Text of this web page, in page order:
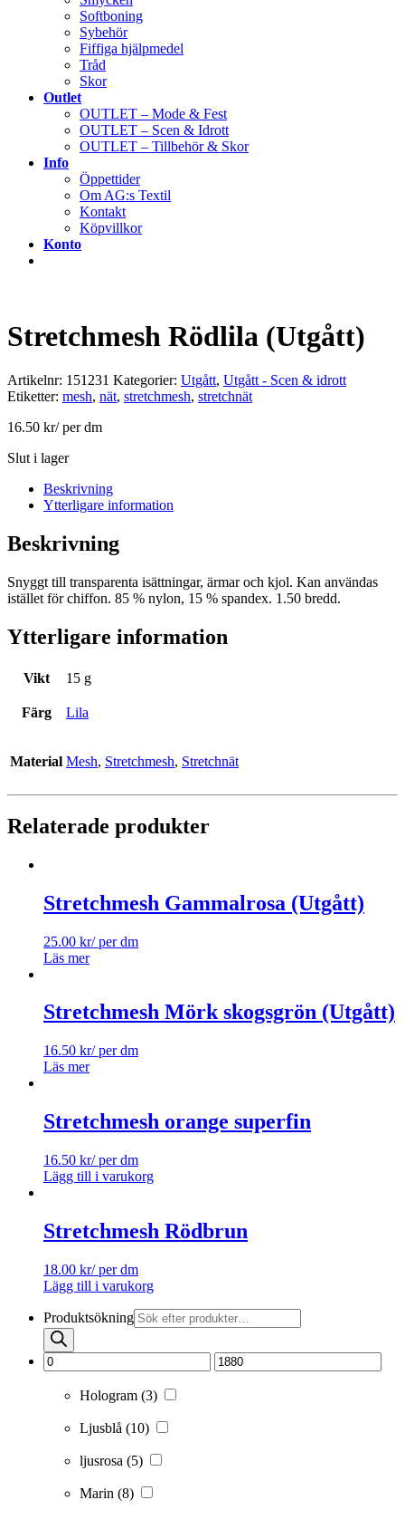
Softboning
Sybehör
Fiffiga hjälpmedel
Tråd
Skor
Outlet
OUTLET – Mode & Fest
OUTLET – Scen & Idrott
OUTLET – Tillbehör & Skor
Info
Öppettider
Om AG:s Textil
Kontakt
Köpvillkor
Konto
Stretchmesh Rödlila (Utgått)
Artikelnr: 151231 Kategorier: Utgått, Utgått - Scen & idrott
Etiketter: mesh, nät, stretchmesh, stretchnät
16.50 kr/ per dm
Slut i lager
Beskrivning
Ytterligare information
Beskrivning
Snyggt till transparenta isättningar, ärmar och kjol. Kan användas
istället för chiffon. 85 % nylon, 15 % spandex. 1.50 bredd.
Ytterligare information
Vikt 15 g
Färg Lila
Material Mesh, Stretchmesh, Stretchnät
Relaterade produkter
Stretchmesh Gammalrosa (Utgått)
25.00 kr/ per dm
Läs mer
Stretchmesh Mörk skogsgrön (Utgått)
16.50 kr/ per dm
Läs mer
Stretchmesh orange superfin
16.50 kr/ per dm
Lägg till i varukorg
Stretchmesh Rödbrun
18.00 kr/ per dm
Lägg till i varukorg
Produktsökning
Hologram (3)
Ljusblå (10)
ljusrosa (5)
Marin (8)